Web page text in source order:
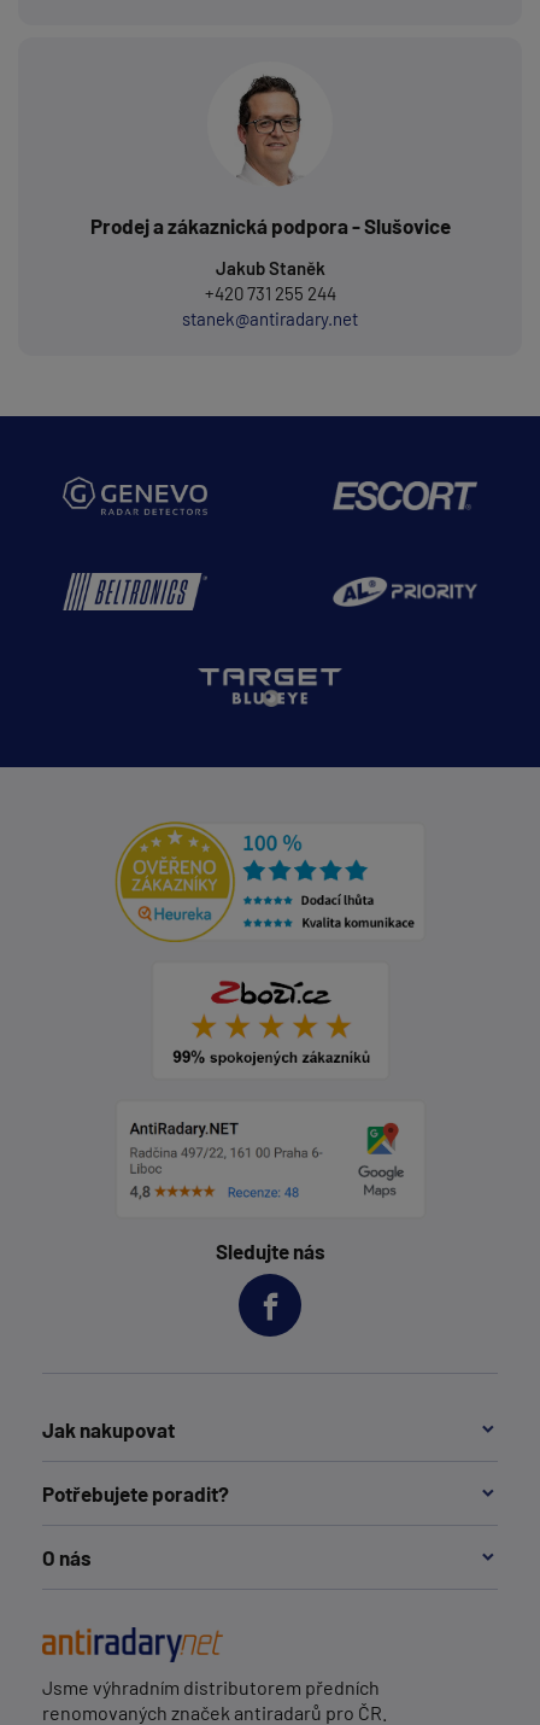
Prodej a zákaznická podpora - Slušovice
Jakub Staněk
+420 731 255 244
stanek@antiradary.net
Sledujte nás
Jak nakupovat
Potřebujete poradit?
O nás
Jsme výhradním distributorem předních
renomovaných značek antiradarů pro ČR.